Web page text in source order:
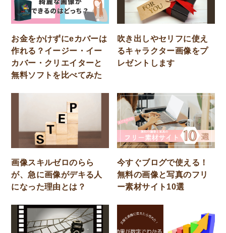
お金をかけずにeカバーは
作れる？イージー・イー
カバー・クリエイターと
無料ソフトを比べてみた
吹き出しやセリフに使え
るキャラクター画像をプ
レゼントします
画像スキルゼロのらら
が、急に画像がデキる人
になった理由とは？
今すぐブログで使える！
無料の画像と写真のフリ
ー素材サイト10選